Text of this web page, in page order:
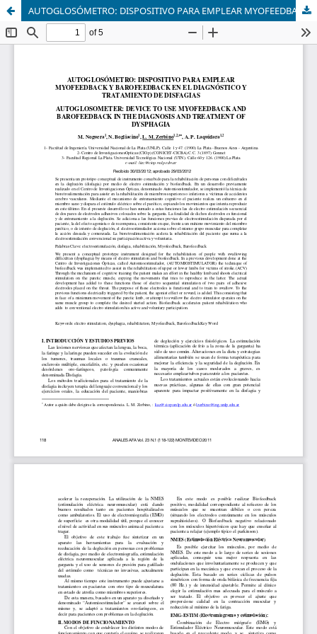
AUTOGLOSÓMETRO: DISPOSITIVO PARA EMPLEAR MYOFEEDBACK Y BAROFEEDBACK EN EL DIAGNÓSTICO Y TRATAMIENTO DE DISFAGIAS